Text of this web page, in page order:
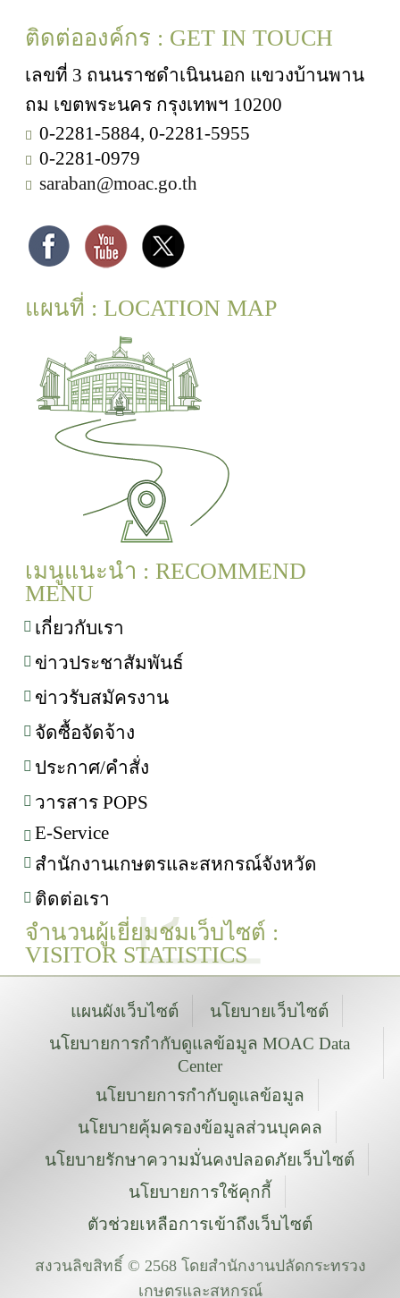
ติดต่อองค์กร : GET IN TOUCH
เลขที่ 3 ถนนราชดำเนินนอก แขวงบ้านพาน
ถม เขตพระนคร กรุงเทพฯ 10200
0-2281-5884, 0-2281-5955
0-2281-0979
saraban@moac.go.th
แผนที่ : LOCATION MAP
เมนูแนะนำ : RECOMMEND
MENU
เกี่ยวกับเรา
ข่าวประชาสัมพันธ์
ข่าวรับสมัครงาน
จัดซื้อจัดจ้าง
ประกาศ/คำสั่ง
วารสาร POPS
E-Service
สำนักงานเกษตรและสหกรณ์จังหวัด
ติดต่อเรา
จำนวนผู้เยี่ยมชมเว็บไซต์ :
VISITOR STATISTICS
แผนผังเว็บไซต์
นโยบายเว็บไซต์
นโยบายการกำกับดูแลข้อมูล MOAC Data
Center
นโยบายการกำกับดูแลข้อมูล
นโยบายคุ้มครองข้อมูลส่วนบุคคล
นโยบายรักษาความมั่นคงปลอดภัยเว็บไซต์
นโยบายการใช้คุกกี้
ตัวช่วยเหลือการเข้าถึงเว็บไซต์
สงวนลิขสิทธิ์ © 2568 โดยสำนักงานปลัดกระทรวง
เกษตรและสหกรณ์